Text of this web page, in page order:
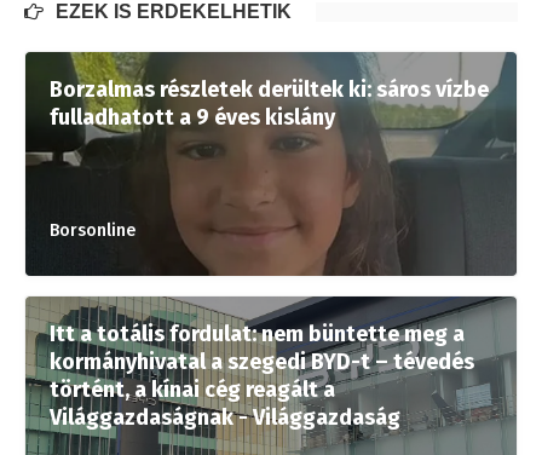
EZEK IS ÉRDEKELHETIK
Borzalmas részletek derültek ki: sáros vízbe
fulladhatott a 9 éves kislány
Borsonline
Itt a totális fordulat: nem büntette meg a
kormányhivatal a szegedi BYD-t – tévedés
történt, a kínai cég reagált a
Világgazdaságnak - Világgazdaság